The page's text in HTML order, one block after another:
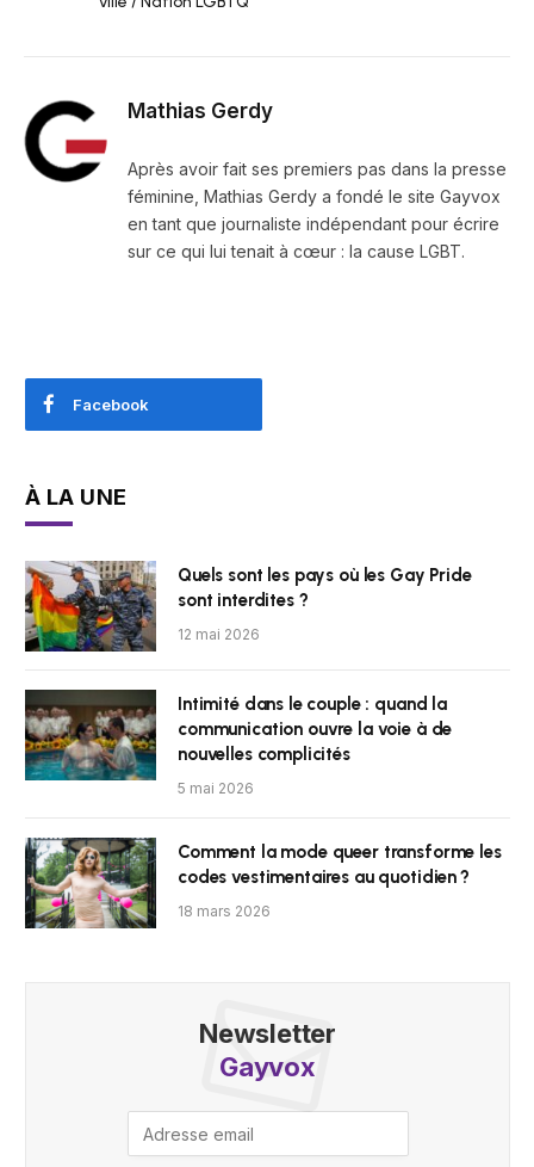
Mathias Gerdy
Après avoir fait ses premiers pas dans la presse
féminine, Mathias Gerdy a fondé le site Gayvox
en tant que journaliste indépendant pour écrire
sur ce qui lui tenait à cœur : la cause LGBT.
Facebook
À LA UNE
Quels sont les pays où les Gay Pride
sont interdites ?
12 mai 2026
Intimité dans le couple : quand la
communication ouvre la voie à de
nouvelles complicités
5 mai 2026
Comment la mode queer transforme les
codes vestimentaires au quotidien ?
18 mars 2026
Newsletter
Gayvox